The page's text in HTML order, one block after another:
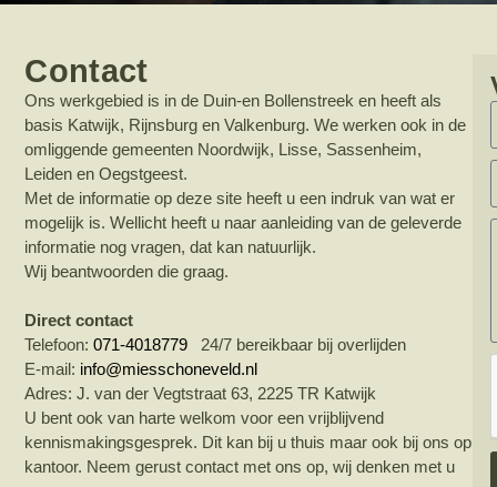
Contact
Ons werkgebied is in de Duin-en Bollenstreek en heeft als
basis Katwijk, Rijnsburg en Valkenburg. We werken ook in de
omliggende gemeenten Noordwijk, Lisse, Sassenheim,
Leiden en Oegstgeest.
Met de informatie op deze site heeft u een indruk van wat er
mogelijk is. Wellicht heeft u naar aanleiding van de geleverde
informatie nog vragen, dat kan natuurlijk.
Wij beantwoorden die graag.
Direct contact
Telefoon:071-4018779 24/7 bereikbaar bij overlijden
E-mail: info@miesschoneveld.nl
Adres: J. van der Vegtstraat 63, 2225 TR Katwijk
U bent ook van harte welkom voor een vrijblijvend
kennismakingsgesprek. Dit kan bij u thuis maar ook bij ons op
kantoor. Neem gerust contact met ons op, wij denken met u